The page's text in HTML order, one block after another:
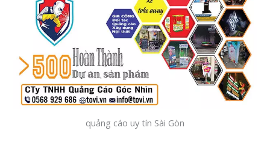
quảng cáo uy tín Sài Gòn